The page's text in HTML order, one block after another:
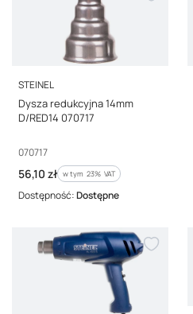
PRODUCENT
STEINEL
Dysza redukcyjna 14mm
D/RED14 070717
Kod producenta
070717
Cena brutto
56,10 zł w tym %s VAT
w tym 23% VAT
Dostępność:Dostępne